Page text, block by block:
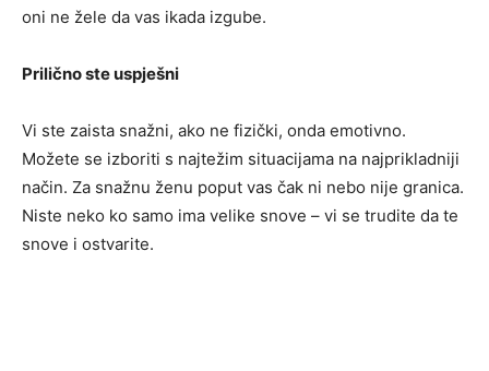
oni ne žele da vas ikada izgube.
Prilično ste uspješni
Vi ste zaista snažni, ako ne fizički, onda emotivno.
Možete se izboriti s najtežim situacijama na najprikladniji
način. Za snažnu ženu poput vas čak ni nebo nije granica.
Niste neko ko samo ima velike snove – vi se trudite da te
snove i ostvarite.